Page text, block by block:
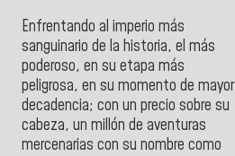
Enfrentando al imperio más
sanguinario de la historia, el más
poderoso, en su etapa más
peligrosa, en su momento de mayor
decadencia; con un precio sobre su
cabeza, un millón de aventuras
mercenarias con su nombre como